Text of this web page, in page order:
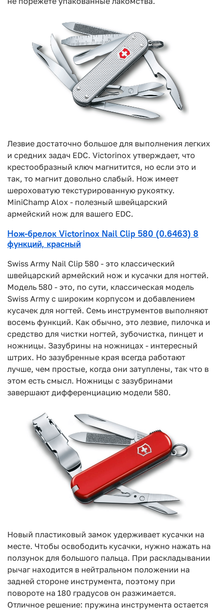
Лезвие достаточно большое для выполнения легких
и средних задач EDC. Victorinox утверждает, что
крестообразный ключ магнитится, но если это и
так, то магнит довольно слабый. Нож имеет
шероховатую текстурированную рукоятку.
MiniChamp Alox - полезный швейцарский
армейский нож для вашего EDC.
Нож-брелок Victorinox Nail Clip 580 (0.6463) 8
функций, красный
Swiss Army Nail Clip 580 - это классический
швейцарский армейский нож и кусачки для ногтей.
Модель 580 - это, по сути, классическая модель
Swiss Army с широким корпусом и добавлением
кусачек для ногтей. Семь инструментов выполняют
восемь функций. Как обычно, это лезвие, пилочка и
средство для чистки ногтей, зубочистка, пинцет и
ножницы. Зазубрины на ножницах - интересный
штрих. Но зазубренные края всегда работают
лучше, чем простые, когда они затуплены, так что в
этом есть смысл. Ножницы с зазубринами
завершают дифференциацию модели 580.
Новый пластиковый замок удерживает кусачки на
месте. Чтобы освободить кусачки, нужно нажать на
ползунок для большого пальца. При раскладывании
рычаг находится в нейтральном положении на
задней стороне инструмента, поэтому при
повороте на 180 градусов он разжимается.
Отличное решение: пружина инструмента остается